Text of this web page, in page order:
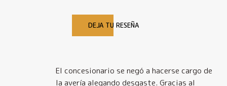
DEJA TU RESEÑA
El concesionario se negó a hacerse cargo de
la avería alegando desgaste. Gracias al